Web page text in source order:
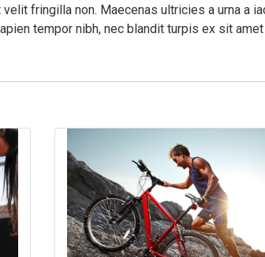
fringilla non. Maecenas ultricies a urna a
tempor nibh, nec blandit turpis ex sit